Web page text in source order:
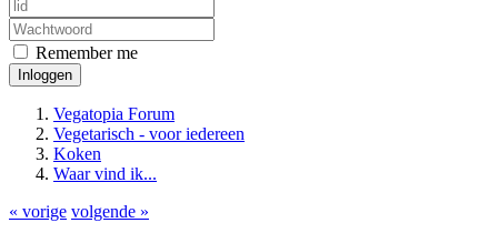
Remember me
Inloggen
Vegatopia Forum
Vegetarisch - voor iedereen
Koken
Waar vind ik...
« vorige volgende »